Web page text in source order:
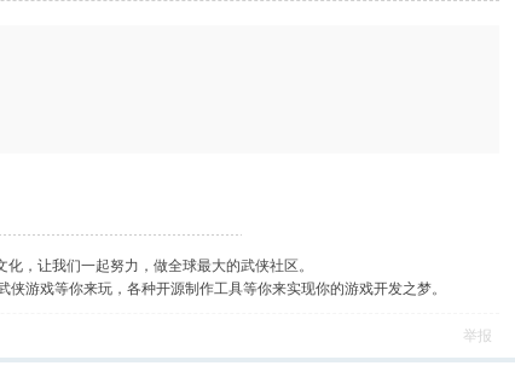
，让我们一起努力，做全球最大的武侠社区。
游戏等你来玩，各种开源制作工具等你来实现你的游戏开发之梦。
举报